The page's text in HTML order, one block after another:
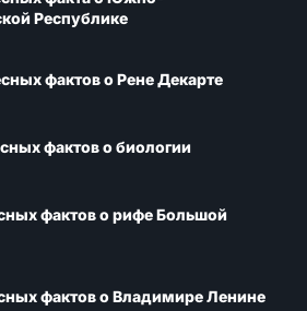
Республике
фактов о Рене Декарте
фактов о биологии
фактов о рифе Большой
фактов о Владимире Ленине